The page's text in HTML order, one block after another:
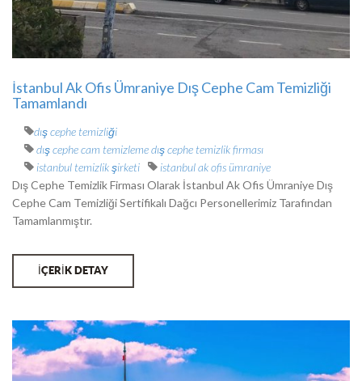
İstanbul Ak Ofis Ümraniye Dış Cephe Cam Temizliği
Tamamlandı
dış cephe temizliği
dış cephe cam temizleme dış cephe temizlik firması
istanbul temizlik şirketi
istanbul ak ofis ümraniye
Dış Cephe Temizlik Firması Olarak İstanbul Ak Ofis Ümraniye Dış
Cephe Cam Temizliği Sertifikalı Dağcı Personellerimiz Tarafından
Tamamlanmıştır.
İÇERİK DETAY